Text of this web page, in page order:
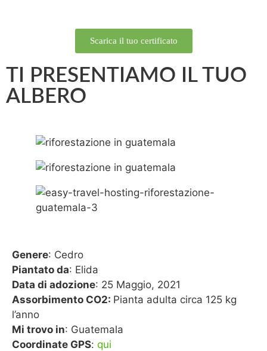
Scarica il tuo certificato
TI PRESENTIAMO IL TUO
ALBERO
Genere: Cedro
Piantato da: Elida
Data di adozione: 25 Maggio, 2021
Assorbimento CO2: Pianta adulta circa 125 kg
l’anno
Mi trovo in: Guatemala
Coordinate GPS: qui